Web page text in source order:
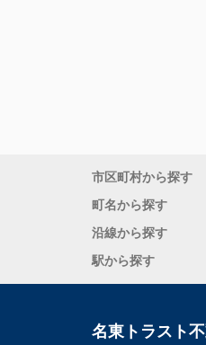
市区町村から探す
町名から探す
沿線から探す
駅から探す
名東トラスト